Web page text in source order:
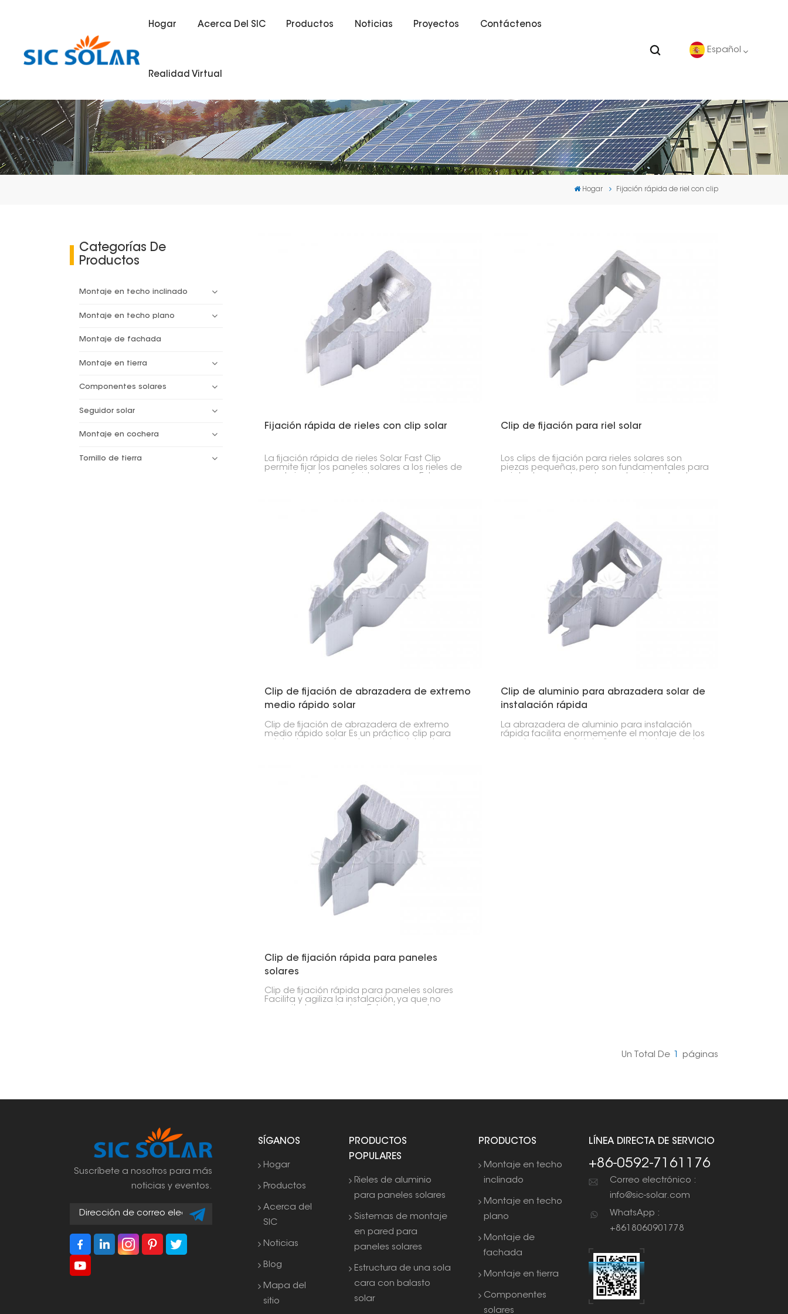
Hogar Acerca Del SIC Productos Noticias Proyectos Contáctenos
Realidad Virtual
Español
English
Deutsch
español
português
Hogar Fijación rápida de riel con clip
Categorías De
Productos
Montaje en techo inclinado
Montaje en techo plano
Montaje de fachada
Montaje en tierra
Componentes solares
Seguidor solar
Montaje en cochera
Tornillo de tierra
Fijación rápida de rieles con clip solar
La fijación rápida de rieles Solar Fast Clip
permite fijar los paneles solares a los rieles de
Clip de fijación para riel solar
Los clips de fijación para rieles solares son
piezas pequeñas, pero son fundamentales para
Clip de fijación de abrazadera de extremo
medio rápido solar
Clip de fijación de abrazadera de extremo
medio rápido solar Es un práctico clip para
Clip de aluminio para abrazadera solar de
instalación rápida
La abrazadera de aluminio para instalación
rápida facilita enormemente el montaje de los
Clip de fijación rápida para paneles
solares
Clip de fijación rápida para paneles solares
Facilita y agiliza la instalación, ya que no
Un Total De 1 Páginas
Suscríbete a nosotros para más
noticias y eventos.
SÍGANOS
Hogar
Productos
Acerca del
SIC
Noticias
Blog
Mapa del
sitio
PRODUCTOS
POPULARES
Rieles de aluminio
para paneles solares
Sistemas de montaje
en pared para
paneles solares
Estructura de una sola
cara con balasto
solar
PRODUCTOS
Montaje en techo
inclinado
Montaje en techo
plano
Montaje de
fachada
Montaje en tierra
Componentes
solares
LÍNEA DIRECTA DE SERVICIO
+86-0592-7161176
Correo electrónico :
info@sic-solar.com
WhatsApp :
+8618060901778